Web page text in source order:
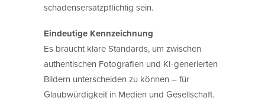
schadensersatzpflichtig sein.
Eindeutige Kennzeichnung
Es braucht klare Standards, um zwischen
authentischen Fotografien und KI-generierten
Bildern unterscheiden zu können – für
Glaubwürdigkeit in Medien und Gesellschaft.